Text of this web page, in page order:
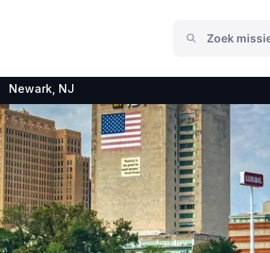
Newark, NJ